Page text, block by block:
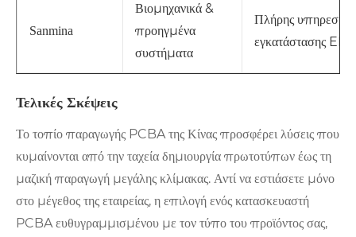
Sanmina
Βιομηχανικά &
προηγμένα
συστήματα
Πλήρης υπηρεσία
εγκατάστασης
Τελικές Σκέψεις
Το τοπίο παραγωγής PCBA της Κίνας προσφέρει λύσεις που
κυμαίνονται από την ταχεία δημιουργία πρωτοτύπων έως τη
μαζική παραγωγή μεγάλης κλίμακας. Αντί να εστιάσετε μόνο
στο μέγεθος της εταιρείας, η επιλογή ενός κατασκευαστή
PCBA ευθυγραμμισμένου με τον τύπο του προϊόντος σας,